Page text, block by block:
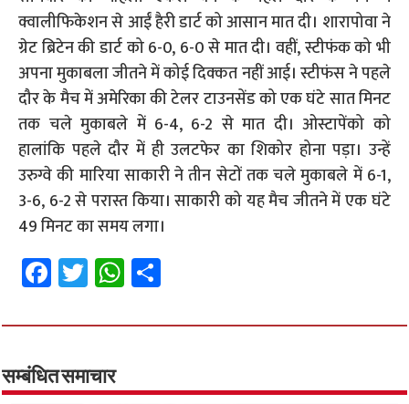
क्वालीफिकेशन से आईं हैरी डार्ट को आसान मात दी। शारापोवा ने
ग्रेट ब्रिटेन की डार्ट को 6-0, 6-0 से मात दी। वहीं, स्टीफंक को भी
अपना मुकाबला जीतने में कोई दिक्कत नहीं आई। स्टीफंस ने पहले
दौर के मैच में अमेरिका की टेलर टाउनसेंड को एक घंटे सात मिनट
तक चले मुकाबले में 6-4, 6-2 से मात दी। ओस्टापेंको को
हालांकि पहले दौर में ही उलटफेर का शिकोर होना पड़ा। उन्हें
उरुग्वे की मारिया साकारी ने तीन सेटों तक चले मुकाबले में 6-1,
3-6, 6-2 से परास्त किया। साकारी को यह मैच जीतने में एक घंटे
49 मिनट का समय लगा।
Fa
ce
b
o
o
T
wi
tt
er
W
h
at
p
ar
सम्बंधित समाचार